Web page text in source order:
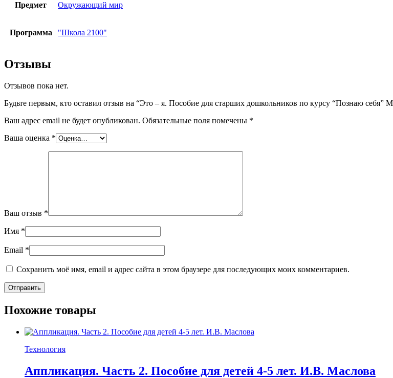
Предмет Окружающий мир
Программа "Школа 2100"
Отзывы
Отзывов пока нет.
Будьте первым, кто оставил отзыв на “Это – я. Пособие для старших дошкольников по курсу “Познаю
Ваш адрес email не будет опубликован. Обязательные поля помечены *
Ваша оценка *
Ваш отзыв *
Имя *
Email *
Сохранить моё имя, email и адрес сайта в этом браузере для последующих моих комментариев.
Похожие товары
Технология
Аппликация. Часть 2. Пособие для детей 4-5 лет. И.В. Маслова